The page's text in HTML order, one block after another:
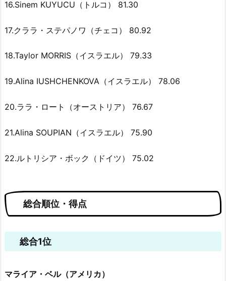
16.Sinem KUYUCU（トルコ） 81.30
17.クララ・ステパノワ（チェコ） 80.92
18.Taylor MORRIS（イスラエル） 79.33
19.Alina IUSHCHENKOVA（イスラエル） 78.06
20.ララ・ロート（オーストリア） 76.67
21.Alina SOUPIAN（イスラエル） 75.90
22.ルトリシア・ボック（ドイツ） 75.02
総合順位・得点
総合1位
マライア・ベル（アメリカ）